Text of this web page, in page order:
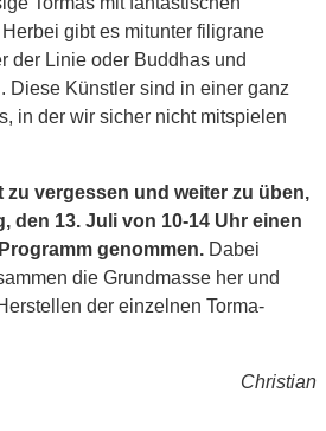
gibt es mitunter filigrane
der Linie oder Buddhas und
Diese Künstler sind in einer ganz
in der wir sicher nicht mitspielen
zu vergessen und weiter zu üben,
den 13. Juli von 10-14 Uhr einen
genommen. Dabei
die Grundmasse her und
der einzelnen Torma-
Christian